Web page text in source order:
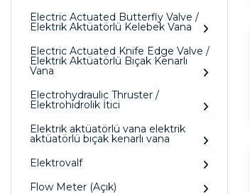
Electric Actuated Butterfly Valve /
Elektrik Aktüatörlü Kelebek Vana
Electric Actuated Knife Edge Valve /
Elektrik Aktüatörlü Bıçak Kenarlı
Vana
Electrohydraulic Thruster /
Elektrohidrolik İtici
Elektrik aktüatörlü vana elektrik
aktüatörlü bıçak kenarlı vana
Elektrovalf
Flow Meter (Açık)